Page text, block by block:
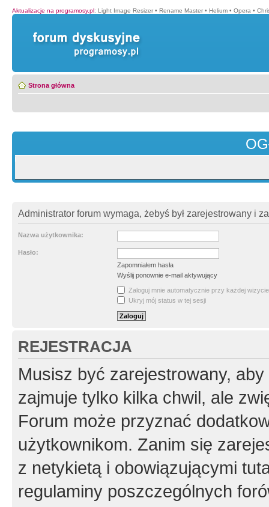
Aktualizacje na programosy.pl: Light Image Resizer • Rename Master • Helium • Opera •
Strona główna
Administrator forum wymaga, żebyś był zarejestrowany i
Nazwa użytkownika:
Hasło:
Zapomniałem hasła
Wyślij ponownie e-mail aktywujący
Zaloguj mnie automatycznie przy każdej wizycie
Ukryj mój status w tej sesji
REJESTRACJA
Musisz być zarejestrowany,
zajmuje tylko kilka chwil, ale
Forum może przyznać
użytkownikom. Zanim się
z netykietą i obowiązującymi
regulaminy poszczególnych